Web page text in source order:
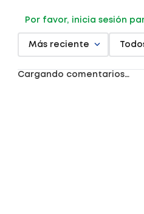
las arrugas y regenera la piel
y especialmente las sensibles
Por favor, inicia sesión
Más reciente
Cargando comentarios…